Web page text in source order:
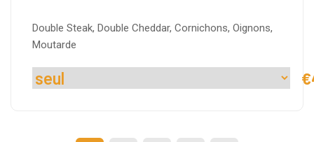
Double Steak, Double Cheddar, Cornichons, Oignons,
Moutarde
€